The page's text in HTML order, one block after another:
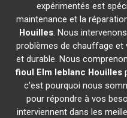
expérimentés est
maintenance et la
Houilles. Nous
problèmes de chauffage
et durable. Nous
fioul Elm leblanc Houilles
c'est pourquoi nous
pour répondre à vos
interviennent dans les